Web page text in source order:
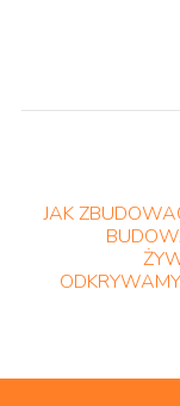
JAK